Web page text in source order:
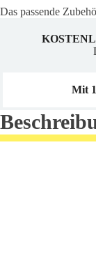
m)
Menge
Das passende
Mit